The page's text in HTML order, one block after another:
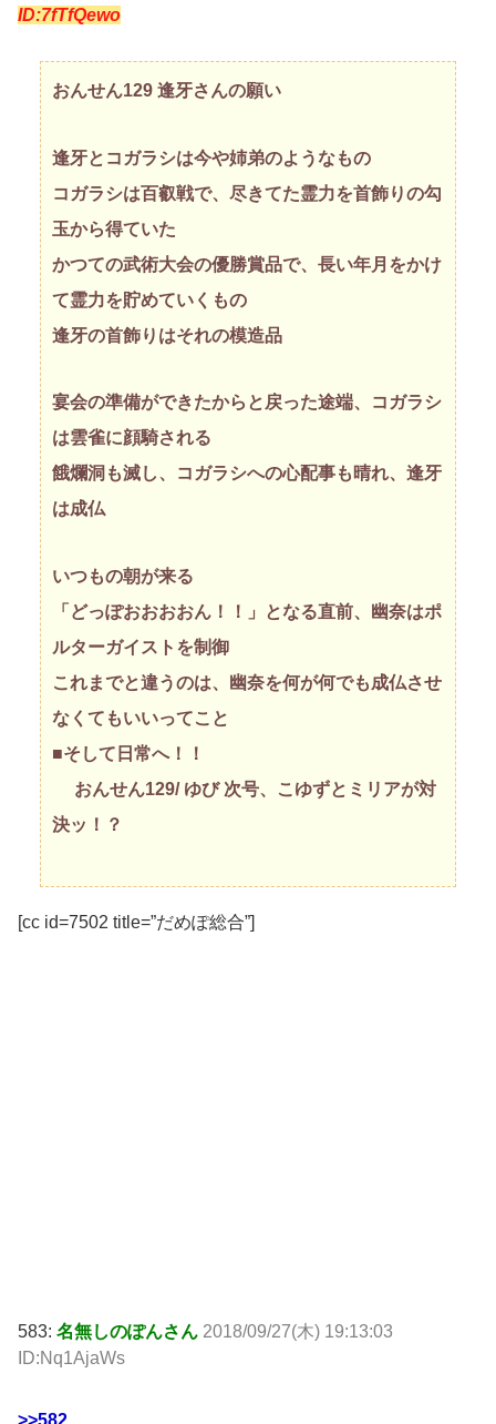
ID:7fTfQewo
おんせん129 逢牙さんの願い
逢牙とコガラシは今や姉弟のようなもの
コガラシは百叡戦で、尽きてた霊力を首飾りの勾
玉から得ていた
かつての武術大会の優勝賞品で、長い年月をかけ
て霊力を貯めていくもの
逢牙の首飾りはそれの模造品
宴会の準備ができたからと戻った途端、コガラシ
は雲雀に顔騎される
餓爛洞も滅し、コガラシへの心配事も晴れ、逢牙
は成仏
いつもの朝が来る
「どっぽおおおおん！！」となる直前、幽奈はポ
ルターガイストを制御
これまでと違うのは、幽奈を何が何でも成仏させ
なくてもいいってこと
■そして日常へ！！
おんせん129/ ゆび 次号、こゆずとミリアが対
決ッ！？
[cc id=7502 title=”だめぽ総合”]
583: 名無しのぽんさん 2018/09/27(木) 19:13:03
ID:Nq1AjaWs